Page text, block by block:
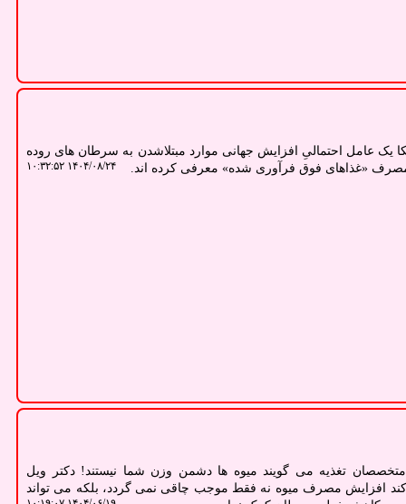
عامل احتمالیِ افزایش جهانی موارد مبتلاشدن به سرطان های روده
«غذاهای فوق فرآوری شده» معرفی کرده اند.
۱۴۰۴/۰۸/۲۴ ۱۰:۳۲:۵۲
تغذیه می گویند میوه ها دشمن وزن شما نیستند! دکتر ویل
افزایش مصرف میوه نه فقط موجب چاقی نمی گردد، بلکه می تواند